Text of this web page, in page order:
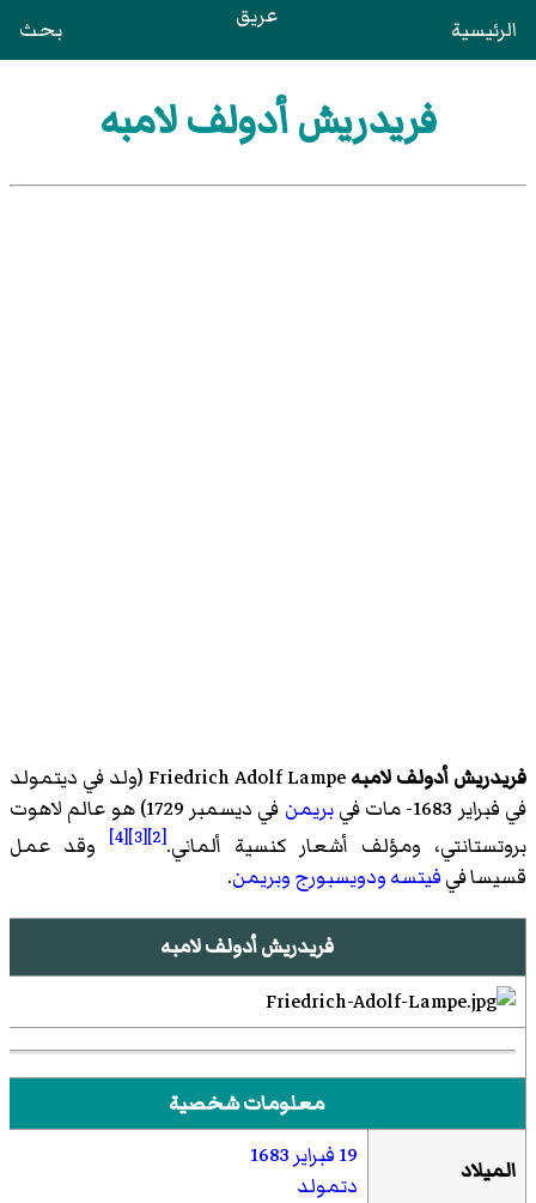
الرئيسية عريق بحث
فريدريش أدولف لامبه
فريدريش أدولف لامبهFriedrich Adolf Lampe (ولد في
ديتمولد
في فبراير 1683- مات في
بريمن
في ديسمبر 1729) هو عالم لاهوت
بروتستانتي، ومؤلف أشعار كنسية ألماني.[2]
[3]
[4]
وقد عمل
قسيسا فيفيتسهودويسبورجوبريمن.
فريدريش أدولف لامبه
معلومات شخصية
الميلاد 19 فبراير
1683
دتمولد